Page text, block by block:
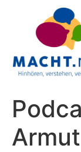
Armut